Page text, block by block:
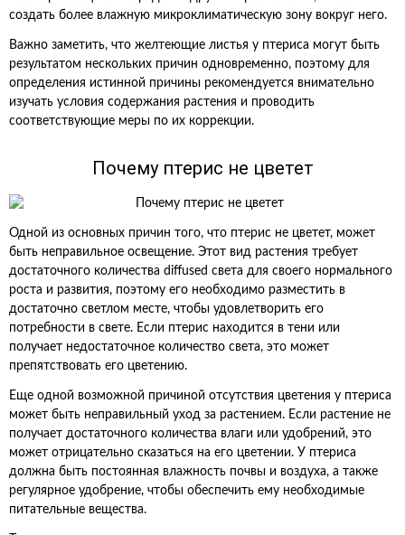
создать более влажную микроклиматическую зону вокруг него.
Важно заметить, что желтеющие листья у птериса могут быть
результатом нескольких причин одновременно, поэтому для
определения истинной причины рекомендуется внимательно
изучать условия содержания растения и проводить
соответствующие меры по их коррекции.
Почему птерис не цветет
Одной из основных причин того, что птерис не цветет, может
быть неправильное освещение. Этот вид растения требует
достаточного количества diffused света для своего нормального
роста и развития, поэтому его необходимо разместить в
достаточно светлом месте, чтобы удовлетворить его
потребности в свете. Если птерис находится в тени или
получает недостаточное количество света, это может
препятствовать его цветению.
Еще одной возможной причиной отсутствия цветения у птериса
может быть неправильный уход за растением. Если растение не
получает достаточного количества влаги или удобрений, это
может отрицательно сказаться на его цветении. У птериса
должна быть постоянная влажность почвы и воздуха, а также
регулярное удобрение, чтобы обеспечить ему необходимые
питательные вещества.